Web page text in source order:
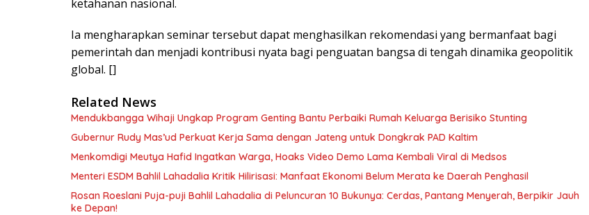
ketahanan nasional.
Ia mengharapkan seminar tersebut dapat menghasilkan rekomendasi yang bermanfaat bagi
pemerintah dan menjadi kontribusi nyata bagi penguatan bangsa di tengah dinamika geopolitik
global. []
Related News
Mendukbangga Wihaji Ungkap Program Genting Bantu Perbaiki Rumah Keluarga Berisiko Stunting
Gubernur Rudy Mas’ud Perkuat Kerja Sama dengan Jateng untuk Dongkrak PAD Kaltim
Menkomdigi Meutya Hafid Ingatkan Warga, Hoaks Video Demo Lama Kembali Viral di Medsos
Menteri ESDM Bahlil Lahadalia Kritik Hilirisasi: Manfaat Ekonomi Belum Merata ke Daerah Penghasil
Rosan Roeslani Puja-puji Bahlil Lahadalia di Peluncuran 10 Bukunya: Cerdas, Pantang Menyerah, Berpikir Jauh
ke Depan!